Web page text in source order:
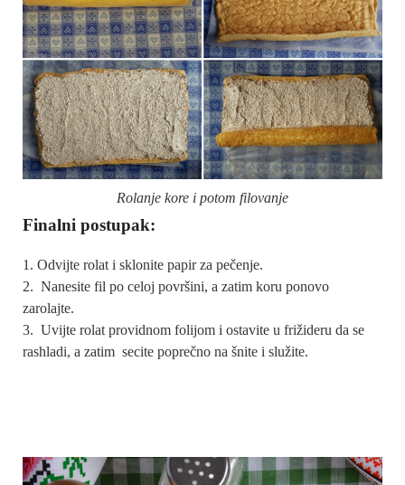
Rolanje kore i potom filovanje
Finalni postupak:
Odvijte rolat i sklonite papir za pečenje.
Nanesite fil po celoj površini, a zatim koru ponovo
zarolajte.
Uvijte rolat providnom folijom i ostavite u frižideru da se
rashladi, a zatim secite poprečno na šnite i služite.